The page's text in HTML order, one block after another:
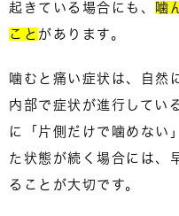
起きている場合にも、
噛
こと があります。
噛むと痛い症状は、自然
内部で症状が進行してい
に「片側だけで噛めない
た状態が続く場合には、
ること が大切です。